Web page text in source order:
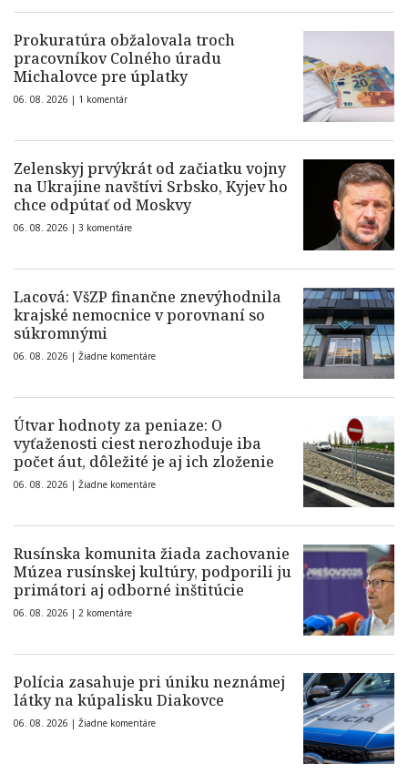
Prokuratúra obžalovala troch
pracovníkov Colného úradu
Michalovce pre úplatky
06. 08. 2026 | 1 komentár
Zelenskyj prvýkrát od začiatku vojny
na Ukrajine navštívi Srbsko, Kyjev ho
chce odpútať od Moskvy
06. 08. 2026 | 3 komentáre
Lacová: VšZP finančne znevýhodnila
krajské nemocnice v porovnaní so
súkromnými
06. 08. 2026 | Žiadne komentáre
Útvar hodnoty za peniaze: O
vyťaženosti ciest nerozhoduje iba
počet áut, dôležité je aj ich zloženie
06. 08. 2026 | Žiadne komentáre
Rusínska komunita žiada zachovanie
Múzea rusínskej kultúry, podporili ju
primátori aj odborné inštitúcie
06. 08. 2026 | 2 komentáre
Polícia zasahuje pri úniku neznámej
látky na kúpalisku Diakovce
06. 08. 2026 | Žiadne komentáre